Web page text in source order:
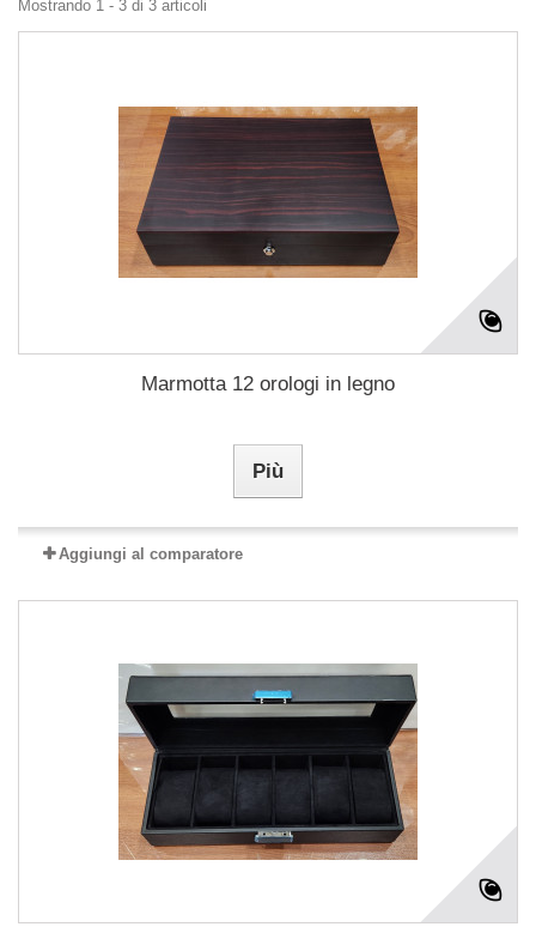
Mostrando 1 - 3 di 3 articoli
Marmotta 12 orologi in legno
Più
Aggiungi al comparatore